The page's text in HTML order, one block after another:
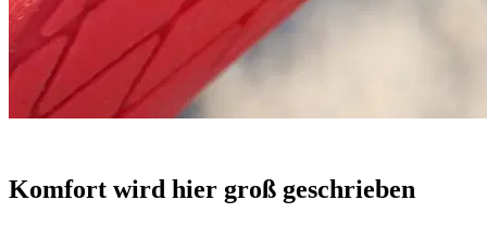
Komfort wird hier groß geschrieben